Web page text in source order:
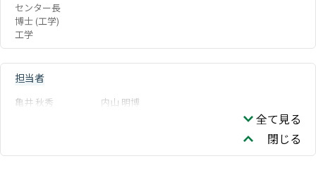
センター長
博士 (工学)
工学
担当者
亀井 秋秀 内山 明博
全て見る
閉じる